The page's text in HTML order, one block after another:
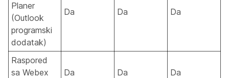
Planer
(Outlook
programski
dodatak)
Da Da Da
Raspored
sa Webex
Da Da Da